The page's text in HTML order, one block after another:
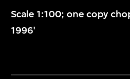
Scale 1:100; one copy
1996'